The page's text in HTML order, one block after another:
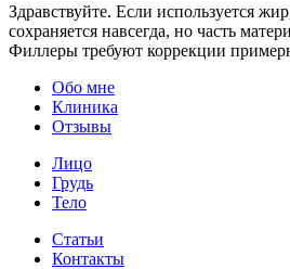
Здравствуйте. Если используется
сохраняется навсегда, но часть
Филлеры требуют коррекции
Обо мне
Клиника
Отзывы
Лицо
Грудь
Тело
Статьи
Контакты